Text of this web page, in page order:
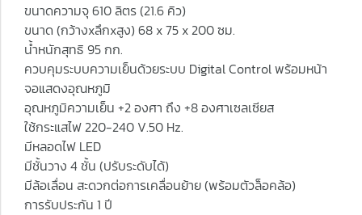
ขนาดความจุ 610 ลิตร (21.6 คิว)
ขนาด (กว้างxลึกxสูง) 68 x 75 x 200 ซม.
น้ำหนักสุทธิ 95 กก.
ควบคุมระบบความเย็นด้วยระบบ Digital Control พร้อมหน้า
จอแสดงอุณหภูมิ
อุณหภูมิความเย็น +2 องศา ถึง +8 องศาเซลเซียส
ใช้กระแสไฟ 220-240 V.50 Hz.
มีหลอดไฟ LED
มีชั้นวาง 4 ชั้น (ปรับระดับได้)
มีล้อเลื่อน สะดวกต่อการเคลื่อนย้าย (พร้อมตัวล็อคล้อ)
การรับประกัน 1 ปี